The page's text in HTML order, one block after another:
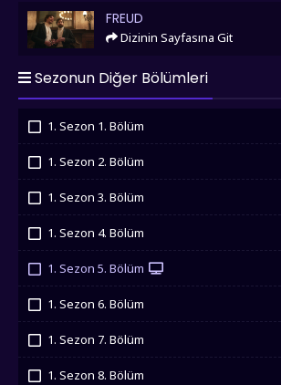
Freud FREUD
Dizinin Sayfasına Git
Sezonun Diğer Bölümleri
1. Sezon 1. Bölüm
1. Sezon 2. Bölüm
1. Sezon 3. Bölüm
1. Sezon 4. Bölüm
1. Sezon 5. Bölüm
1. Sezon 6. Bölüm
1. Sezon 7. Bölüm
1. Sezon 8. Bölüm